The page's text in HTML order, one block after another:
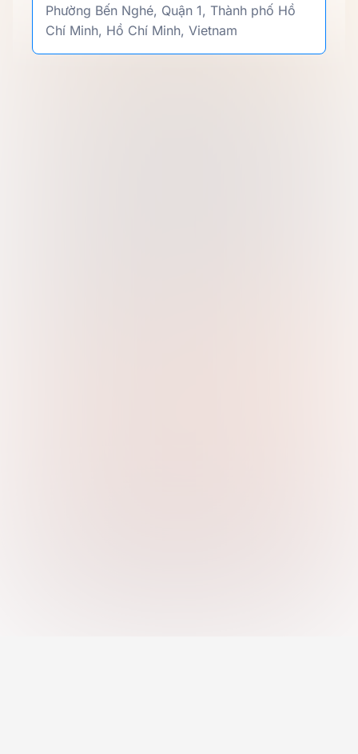
Phường Bến Nghé, Quận 1, Thành phố Hồ
Chí Minh, Hồ Chí Minh, Vietnam